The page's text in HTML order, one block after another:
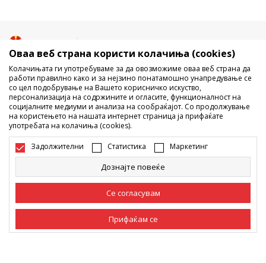
Не е дозволено превземање или користење на содржината од
интернет страните на Sport Vision, делумно или целосно a се
однесува на логоа, трговски марки, комерцијални содржини, ниту
истите да се отстапуваат на трети лица, јавно да се објавуваат или да
се користат за било какви цели, без писмена согласност од БДС.МК
ДООЕЛ.
Настојуваме да бидеме што попрецизни во описот на производот,
фотографијата и самата цена, но не можеме да гарантираме дака
сите информации се комплетни и без грешка. Сите прикажани
производи на сајтот се дел од нашата понуда, но не се подразбира
дека мораат да се достапни во секој момент. Достапноста на
Оваа веб страна користи колачиња (cookies)
Колачињата ги употребуваме за да овозможиме оваа веб страна да
работи правилно како и за нејзино понатамошно унапредување се
со цел подобрување на Вашето корисничко искуство,
персонализација на содржините и огласите, функционалност на
социјалните медиуми и анализа на сообраќајот. Со продолжување
на користењето на нашата интернет страница ја прифаќате
употребата на колачиња (cookies).
Задолжителни Статистика Маркетинг
Дознајте повеќе
Се согласувам
Прифаќам се